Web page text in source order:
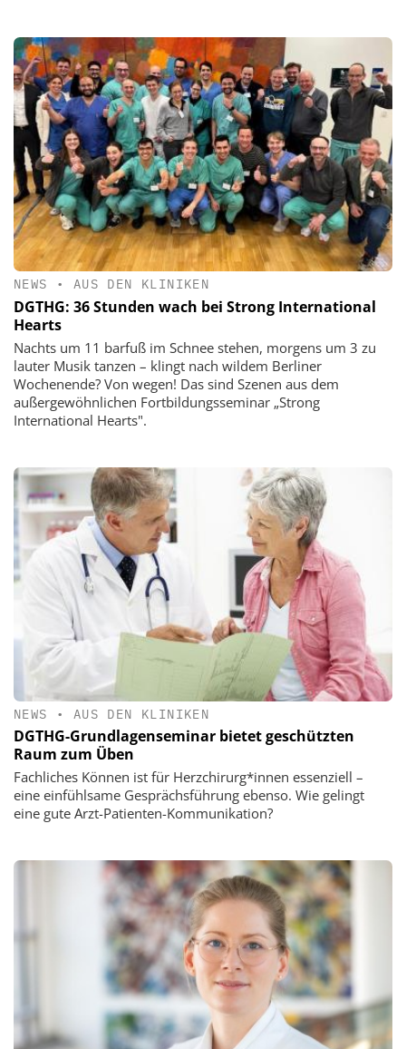
NEWS • AUS DEN KLINIKEN
DGTHG: 36 Stunden wach bei Strong International
Hearts
Nachts um 11 barfuß im Schnee stehen, morgens um 3 zu
lauter Musik tanzen – klingt nach wildem Berliner
Wochenende? Von wegen! Das sind Szenen aus dem
außergewöhnlichen Fortbildungsseminar „Strong
International Hearts".
NEWS • AUS DEN KLINIKEN
DGTHG-Grundlagenseminar bietet geschützten
Raum zum Üben
Fachliches Können ist für Herzchirurg*innen essenziell –
eine einfühlsame Gesprächsführung ebenso. Wie gelingt
eine gute Arzt-Patienten-Kommunikation?